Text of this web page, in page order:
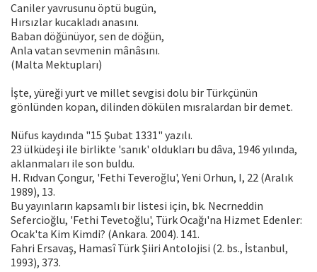
Caniler yavrusunu öptü bugün,
Hırsızlar kucakladı anasını.
Baban döğünüyor, sen de döğün,
Anla vatan sevmenin mânâsını.
(Malta Mektupları)
İşte, yüreği yurt ve millet sevgisi dolu bir Türkçünün
gönlünden kopan, dilinden dökülen mısralardan bir de­met.
Nüfus kaydında "15 Şubat 1331" yazılı.
23 ülküdeşi ile birlikte 'sanık' oldukları bu dâva, 1946 yılında,
aklan­maları ile son buldu.
H. Rıdvan Çongur, 'Fethi Teveroğlu', Yeni Orhun, I, 22 (Aralık
1989), 13.
Bu yayınların kapsamlı bir listesi için, bk. Necrneddin
Sefercioğlu, 'Fethi Tevetoğlu', Türk Ocağı'na Hizmet Edenler:
Ocak'ta Kim Kimdi? (An­kara. 2004). 141.
Fahri Ersavaş, Hamasî Türk Şiiri Antolojisi (2. bs., İstanbul,
1993), 373.